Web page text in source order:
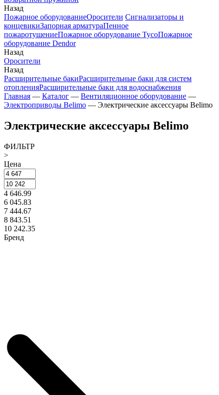
Назад
Пожарное оборудованиеОросители Сигнализаторы и
концевикиЗапорная арматураПенное
пожаротушениеПожарное оборудование TycoПожарное
оборудование Dendor
Назад
Оросители
Назад
Расширительные бакиРасширительные баки для систем
отопленияРасширительные баки для водоснабжения
Главная — Каталог — Вентиляционное оборудование —
Электроприводы Belimo — Электрические аксессуары Belimo
Электрические аксессуары Belimo
ФИЛЬТР
>
Цена
4 646.99
6 045.83
7 444.67
8 843.51
10 242.35
Бренд